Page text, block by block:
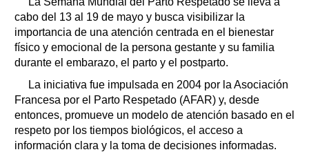
cabo del 13 al 19 de mayo y busca visibilizar la
importancia de una atención centrada en el bienestar
físico y emocional de la persona gestante y su familia
durante el embarazo, el parto y el postparto.
La iniciativa fue impulsada en 2004 por la Asociación
Francesa por el Parto Respetado (AFAR) y, desde
entonces, promueve un modelo de atención basado en el
respeto por los tiempos biológicos, el acceso a
información clara y la toma de decisiones informadas.